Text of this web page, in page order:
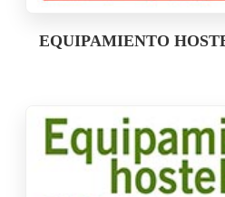
EQUIPAMIENTO